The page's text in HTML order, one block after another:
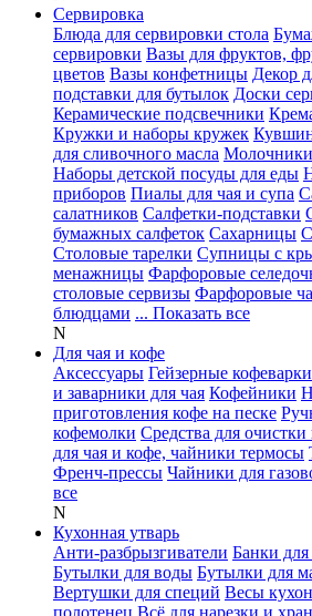
Сервировка
Блюда для сервировки стола
сервировки Вазы для фруктов,
цветов Вазы конфетницы Декор
подставки для бутылок Доски
Керамические подсвечники
Кружки и наборы кружек
для сливочного масла
Наборы детской посуды для еды
приборов Пиалы для чая и супа
салатников Салфетки-подставки
бумажных салфеток Сахарницы
Столовые тарелки Супницы с
менажницы Фарфоровые
столовые сервизы Фарфоровые
блюдцами ... Показать все
N
Для чая и кофе
Аксессуары Гейзерные кофеварки
и заварники для чая Кофейники
приготовления кофе на песке
кофемолки Средства для
для чая и кофе, чайники термосы
Френч-прессы Чайники для
все
N
Кухонная утварь
Анти-разбрызгиватели Банки
Бутылки для воды Бутылки для
Вертушки для специй Весы
полотенец Всё для нарезки и